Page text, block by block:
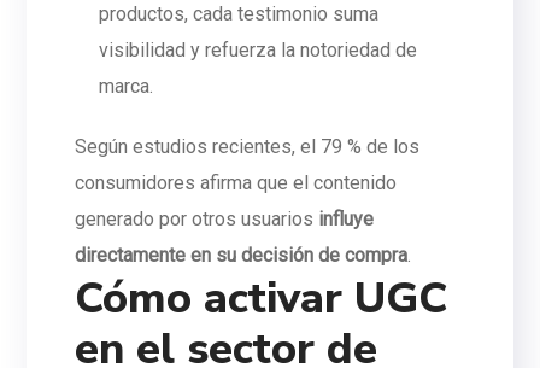
productos, cada testimonio suma
visibilidad y refuerza la notoriedad de
marca.
Según estudios recientes, el 79 % de los
consumidores afirma que el contenido
generado por otros usuarios influye
directamente en su decisión de compra.
Cómo activar UGC
en el sector de